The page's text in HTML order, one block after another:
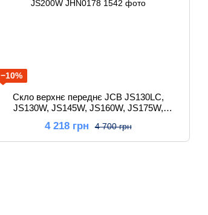
−10%
Скло верхнє переднє JCB JS130LC,
JS130W, JS145W, JS160W, JS175W,
4 700 грн
4 218 грн